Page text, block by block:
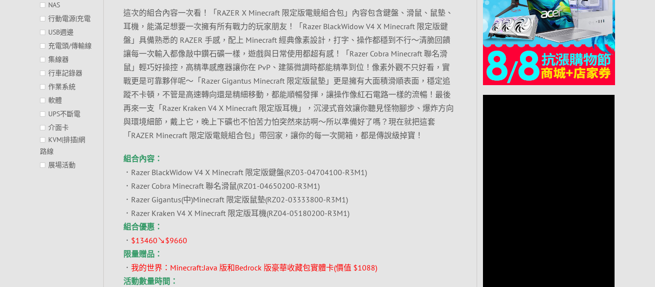
這次的組合內容一次看！「RAZER X Minecraft 限定版電競組合包」內容包含鍵盤、滑鼠、鼠墊、
耳機，能滿足想要一次擁有所有戰力的玩家朋友！「Razer BlackWidow V4 X Minecraft 限定版鍵
盤」具備熟悉的 RAZER 手感，配上 Minecraft 經典像素設計，打字、操作都穩到不行～清脆回饋
讓每一次輸入都像敲中鑽石礦一樣，遊戲與日常使用都超有感！「Razer Cobra Minecraft 聯名滑
鼠」輕巧好操控，高精準感應器讓你在 PvP、建築微調時都能精準到位！像素外觀不只好看，實
戰更是可靠夥伴呢～「Razer Gigantus Minecraft 限定版鼠墊」更是擁有大面積滑順表面，穩定追
蹤不卡頓，不管是高速轉向還是精細移動，都能順暢發揮，讓操作像紅石電路一樣的流暢！最後
再來一支「Razer Kraken V4 X Minecraft 限定版耳機」，沉浸式音效讓你聽見怪物腳步、爆炸方向
與環境細節，戴上它，晚上下礦也不怕苦力怕突然來訪啊～所以準備好了嗎？現在就把這套
「RAZER Minecraft 限定版電競組合包」帶回家，讓你的每一次開箱，都是傳說級掉寶！
組合內容：
．Razer BlackWidow V4 X Minecraft 限定版鍵盤(RZ03-04704100-R3M1)
．Razer Cobra Minecraft 聯名滑鼠(RZ01-04650200-R3M1)
．Razer Gigantus(中)Minecraft 限定版鼠墊(RZ02-03333800-R3M1)
．Razer Kraken V4 X Minecraft 限定版耳機(RZ04-05180200-R3M1)
組合優惠：
． $13460↘$9660
限量贈品：
． 我的世界：Minecraft:Java 版和Bedrock 版豪華收藏包實體卡(價值 $1088)
活動數量時間：
NAS
行動電源|充電
USB週邊
充電頭/傳輸線
集線器
行車記錄器
作業系統
軟體
UPS不斷電
介面卡
KVM|排插|網
路線
展場活動